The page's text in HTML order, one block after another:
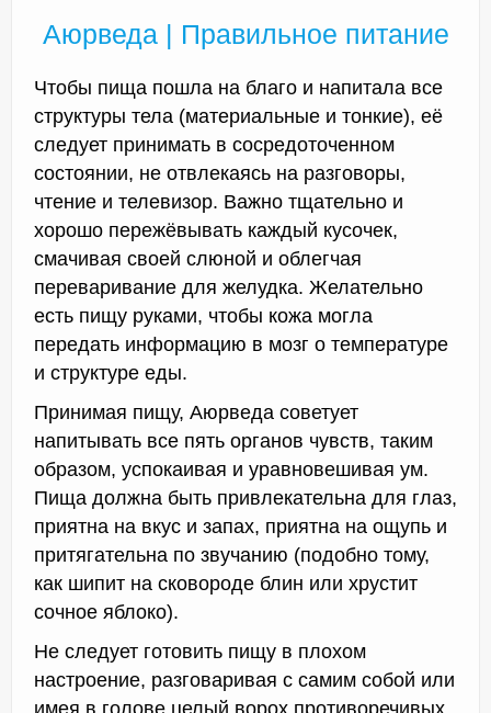
Аюрведа | Правильное питание
Чтобы пища пошла на благо и напитала все
структуры тела (материальные и тонкие), её
следует принимать в сосредоточенном
состоянии, не отвлекаясь на разговоры,
чтение и телевизор. Важно тщательно и
хорошо пережёвывать каждый кусочек,
смачивая своей слюной и облегчая
переваривание для желудка. Желательно
есть пищу руками, чтобы кожа могла
передать информацию в мозг о температуре
и структуре еды.
Принимая пищу, Аюрведа советует
напитывать все пять органов чувств, таким
образом, успокаивая и уравновешивая ум.
Пища должна быть привлекательна для глаз,
приятна на вкус и запах, приятна на ощупь и
притягательна по звучанию (подобно тому,
как шипит на сковороде блин или хрустит
сочное яблоко).
Не следует готовить пищу в плохом
настроение, разговаривая с самим собой или
имея в голове целый ворох противоречивых